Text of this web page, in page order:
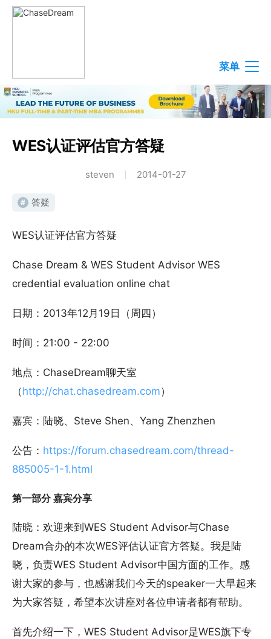
菜单
WES认证评估官方答疑
steven 2014-01-27
# 答疑
WES认证评估官方答疑
Chase Dream & WES Student Advisor WES
credential evaluation online chat
日期：2013年12月19日（周四）
时间：21:00 - 22:00
地点：ChaseDream聊天室
（http://chat.chasedream.com）
嘉宾：陆晓、Steve Shen、Yang Zhenzhen
公告： https://forum.chasedream.com/thread-
885005-1-1.html
第一部分 嘉宾分享
陆晓：欢迎来到WES Student Advisor与Chase
Dream合办的本次WES评估认证官方答疑。我是陆
晓，负责WES Student Advisor中国方面的工作。感
谢大家的参与，也感谢我们今天的speaker一大早起来
为大家答疑，希望本次讲座对各位申请者都有帮助。
首先介绍一下，WES Student Advisor是WES旗下专